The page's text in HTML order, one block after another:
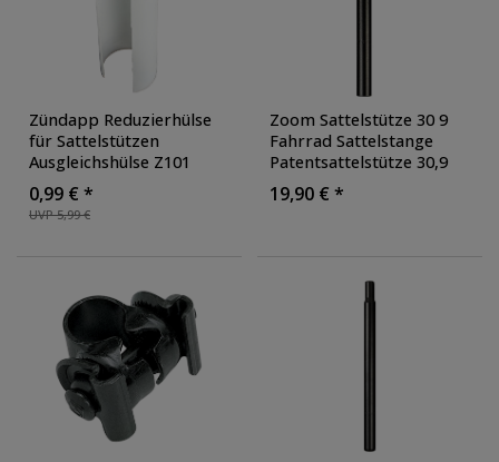
Zündapp Reduzierhülse
für Sattelstützen
Ausgleichshülse Z101
Green 1.0 Fahrrad E-Bike
Pedelec Adapter
Durchmesser: 30.9 mm
UVP 5,99 €
0,99 € *
Zoom Sattelstütze 30 9
Fahrrad Sattelstange
Patentsattelstütze 30,9
mm x 300 mm MTB E-
Bike, Farbe: schwarz
19,90 € *